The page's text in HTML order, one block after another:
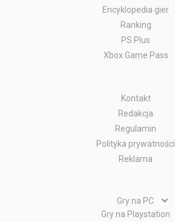
Encyklopedia gier
Ranking
PS Plus
Xbox Game Pass
Kontakt
Redakcja
Regulamin
Polityka prywatności
Reklama
Gry na PC
Gry PC
Gry na Playstation